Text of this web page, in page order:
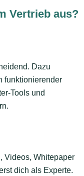
Vertrieb aus?
Dazu
funktionierender
Tools und
Videos, Whitepaper
dich als Experte.